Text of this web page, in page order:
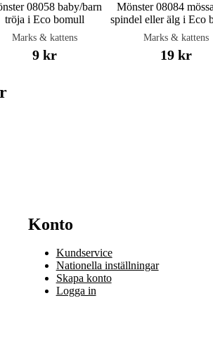
08058 baby/barn
tröja i Eco bomull
Marks & kattens
9 kr
Mönster 08084
spindel eller älg i Eco
Marks & kattens
19 kr
Konto
Kundservice
Nationella inställningar
Skapa konto
Logga in